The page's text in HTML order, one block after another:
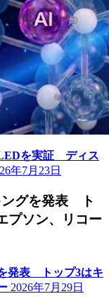
を実証 ディス
年7月23日
ングを発表 ト
プソン、リコー
発表 トップ3はキ
2026年7月29日